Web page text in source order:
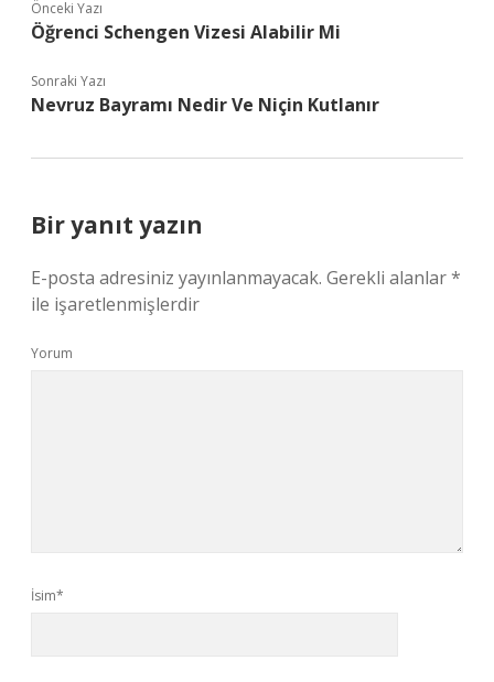
Önceki Yazı
Öğrenci Schengen Vizesi Alabilir Mi
Sonraki Yazı
Nevruz Bayramı Nedir Ve Niçin Kutlanır
Bir yanıt yazın
E-posta adresiniz yayınlanmayacak. Gerekli alanlar*
ile işaretlenmişlerdir
Yorum
İsim*